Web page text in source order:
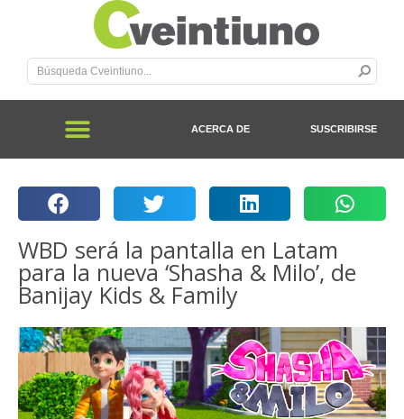
ACERCA DE SUSCRIBIRSE
WBD será la pantalla en Latam
para la nueva ‘Shasha & Milo’, de
Banijay Kids & Family